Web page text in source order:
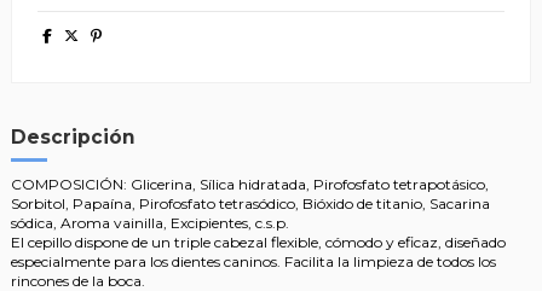
Descripción
COMPOSICIÓN: Glicerina, Sílica hidratada, Pirofosfato tetrapotásico,
Sorbitol, Papaína, Pirofosfato tetrasódico, Bióxido de titanio, Sacarina
sódica, Aroma vainilla, Excipientes, c.s.p.
El cepillo dispone de un triple cabezal flexible, cómodo y eficaz, diseñado
especialmente para los dientes caninos. Facilita la limpieza de todos los
rincones de la boca.